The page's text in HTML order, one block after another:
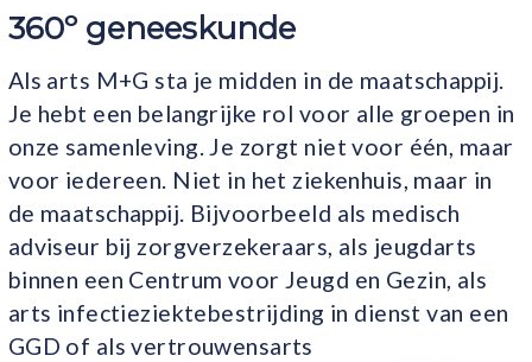
360º geneeskunde
Als arts M+G sta je midden in de maatschappij.
Je hebt een belangrijke rol voor alle groepen in
onze samenleving. Je zorgt niet voor één, maar
voor iedereen. Niet in het ziekenhuis, maar in
de maatschappij. Bijvoorbeeld als medisch
adviseur bij zorgverzekeraars, als jeugdarts
binnen een Centrum voor Jeugd en Gezin, als
arts infectieziektebestrijding in dienst van een
GGD of als vertrouwensarts